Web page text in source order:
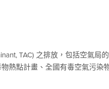
TAC) 之排放，包括空氣局
熱點計畫、全國有毒空氣污染